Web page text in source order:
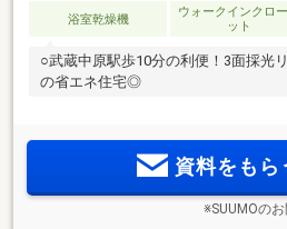
浴室乾燥機
ウォークインクロ
ット
○武蔵中原駅歩10分の利便！3面採光
の省エネ住宅◎
資料をも
※SUUMOの